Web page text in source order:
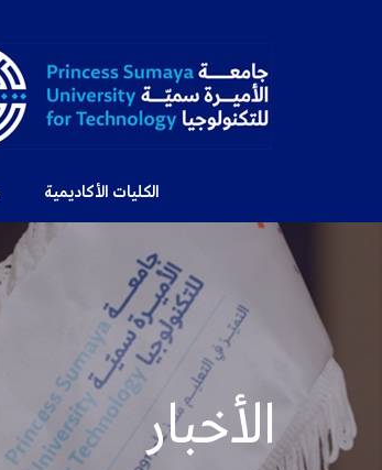
الكليات الأكاديمية
الأخبار